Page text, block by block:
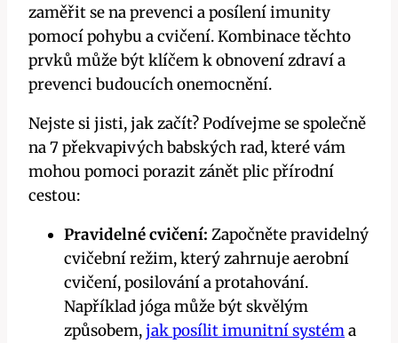
zaměřit se na prevenci a posílení imunity
pomocí pohybu a cvičení. Kombinace těchto
prvků může být klíčem k obnovení zdraví a
prevenci budoucích onemocnění.
Nejste si jisti, jak začít? Podívejme se společně
na 7 překvapivých babských rad, které vám
mohou pomoci porazit zánět plic přírodní
cestou:
Pravidelné cvičení: Započněte pravidelný
cvičební režim, který zahrnuje aerobní
cvičení, posilování a protahování.
Například jóga může být skvělým
způsobem,jak posílit imunitní systéma